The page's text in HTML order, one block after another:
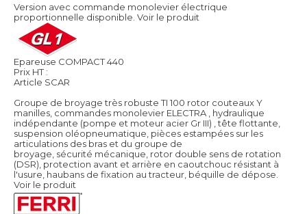
Version avec commande monolevier électrique
proportionnelle disponible. Voir le produit
Epareuse COMPACT 440
Prix HT :
Article SCAR
Groupe de broyage très robuste TI 100 rotor couteaux Y
manilles, commandes monolevier ELECTRA , hydraulique
indépendante (pompe et moteur acier Gr III) , tête flottante,
suspension oléopneumatique, pièces estampées sur les
articulations des bras et du groupe de
broyage, sécurité mécanique, rotor double sens de rotation
(DSR), protection avant et arrière en caoutchouc résistant à
l'usure, haubans de fixation au tracteur, béquille de dépose.
Voir le produit